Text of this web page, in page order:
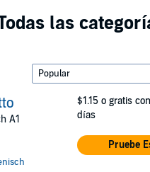
las
A1
$1.15 o gratis
días
Pruebe